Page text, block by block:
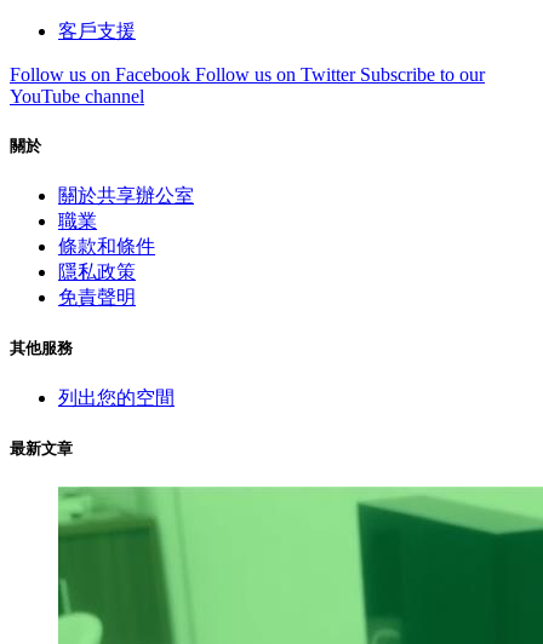
客戶支援
Follow us on Facebook Follow us on Twitter Subscribe to our
YouTube channel
關於
關於共享辦公室
職業
條款和條件
隱私政策
免責聲明
其他服務
列出您的空間
最新文章